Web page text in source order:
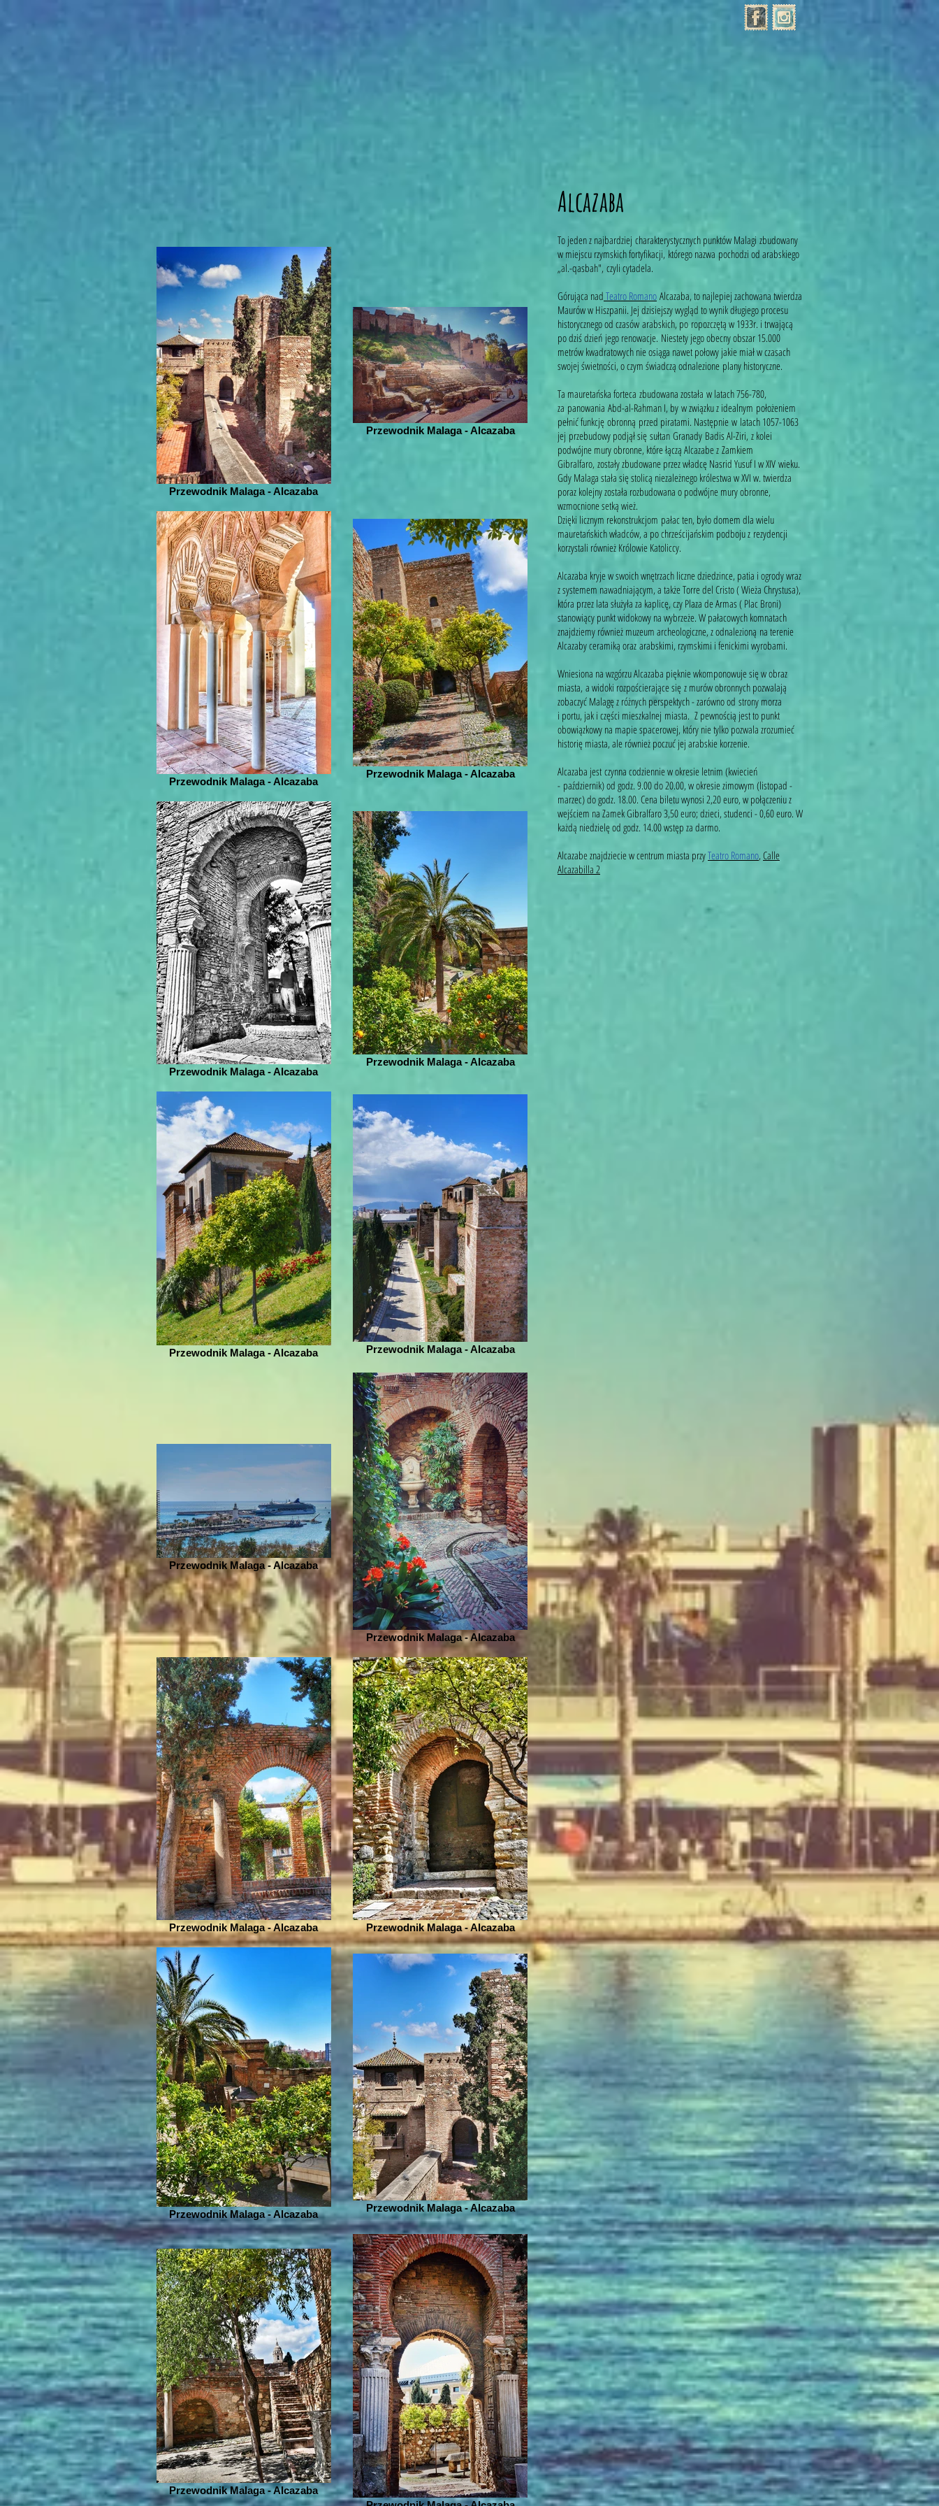
Alcazaba
Przewodnik Malaga - Alcazaba
Przewodnik Malaga - Alcazaba
Przewodnik Malaga - Alcazaba
Przewodnik Malaga - Alcazaba
Przewodnik Malaga - Alcazaba
Przewodnik Malaga - Alcazaba
Przewodnik Malaga - Alcazaba Przewodnik Malaga - Alcazaba
Przewodnik Malaga - Alcazaba
Przewodnik Malaga - Alcazaba
Przewodnik Malaga - Alcazaba Przewodnik Malaga - Alcazaba
Przewodnik Malaga - Alcazaba
Przewodnik Malaga - Alcazaba
Przewodnik Malaga - Alcazaba
To jeden z najbardziej charakterystycznych punktów Malagi zbudowany
w miejscu rzymskich fortyfikacji, którego nazwa pochodzi od arabskiego
„al.-qasbah", czyli cytadela.
Górująca nad Teatro Romano Alcazaba, to najlepiej zachowana twierdza
Maurów w Hiszpanii. Jej dzisiejszy wygląd to wynik długiego procesu
historycznego od czasów arabskich, po ropozczętą w 1933r. i trwającą
po dziś dzień jego renowacje. Niestety jego obecny obszar 15.000
metrów kwadratowych nie osiąga nawet połowy jakie miał w czasach
swojej świetności, o czym świadczą odnalezione plany historyczne.
Ta mauretańska forteca zbudowana została w latach 756-780,
za panowania Abd-al-Rahman I, by w związku z idealnym położeniem
pełnić funkcję obronną przed piratami. Następnie w latach 1057-1063
jej przebudowy podjął się sułtan Granady Badis Al-Ziri, z kolei
podwójne mury obronne, które łączą Alcazabe z Zamkiem
Gibralfaro, zostały zbudowane przez władcę Nasrid Yusuf I w XIV wieku.
Gdy Malaga stała się stolicą niezależnego królestwa w XVI w. twierdza
poraz kolejny została rozbudowana o podwójne mury obronne,
wzmocnione setką wież.
Dzięki licznym rekonstrukcjom pałac ten, było domem dla wielu
mauretańskich władców, a po chrześcijańskim podboju z rezydencji
korzystali również Królowie Katoliccy.
Alcazaba kryje w swoich wnętrzach liczne dziedzince, patia i ogrody wraz
z systemem nawadniającym, a także Torre del Cristo ( Wieża Chrystusa),
która przez lata służyła za kaplicę, czy Plaza de Armas ( Plac Broni)
stanowiący punkt widokowy na wybrzeże. W pałacowych komnatach
znajdziemy również muzeum archeologiczne, z odnalezioną na terenie
Alcazaby ceramiką oraz arabskimi, rzymskimi i fenickimi wyrobami.
Wniesiona na wzgórzu Alcazaba pięknie wkomponowuje się w obraz
miasta, a widoki rozpościerające się z murów obronnych pozwalają
zobaczyć Malagę z różnych perspektych - zarówno od strony morza
i portu, jak i części mieszkalnej miasta. Z pewnością jest to punkt
obowiązkowy na mapie spacerowej, który nie tylko pozwala zrozumieć
historię miasta, ale również poczuć jej arabskie korzenie.
Alcazaba jest czynna codziennie w okresie letnim (kwiecień
- październik) od godz. 9.00 do 20.00, w okresie zimowym (listopad -
marzec) do godz. 18.00. Cena biletu wynosi 2,20 euro, w połączeniu z
wejściem na Zamek Gibralfaro 3,50 euro; dzieci, studenci - 0,60 euro. W
każdą niedzielę od godz. 14.00 wstęp za darmo.
Alcazabe znajdziecie w centrum miasta przyTeatro Romano, Calle
Alcazabilla 2